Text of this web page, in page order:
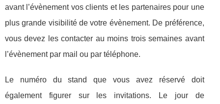
avant l’évènement vos clients et les partenaires pour une
plus grande visibilité de votre évènement. De préférence,
vous devez les contacter au moins trois semaines avant
l’évènement par mail ou par téléphone.
Le numéro du stand que vous avez réservé doit
également figurer sur les invitations. Le jour de